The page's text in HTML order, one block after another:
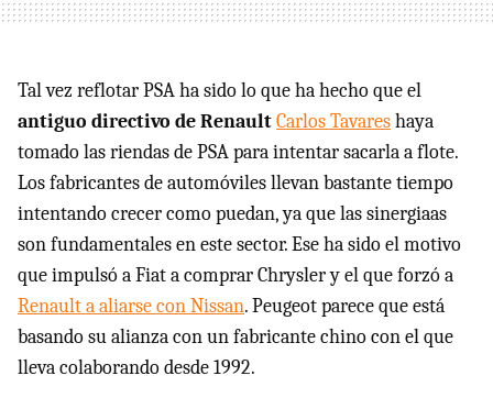
Tal vez reflotar PSA ha sido lo que ha hecho que el
antiguo directivo de RenaultCarlos Tavareshaya
tomado las riendas de PSA para intentar sacarla a flote.
Los fabricantes de automóviles llevan bastante tiempo
intentando crecer como puedan, ya que las sinergiaas
son fundamentales en este sector. Ese ha sido el motivo
que impulsó a Fiat a comprar Chrysler y el que forzó a
Renault a aliarse con Nissan. Peugeot parece que está
basando su alianza con un fabricante chino con el que
lleva colaborando desde 1992.